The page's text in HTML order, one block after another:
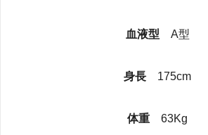
血液型 A型
身長 175cm
体重 63Kg